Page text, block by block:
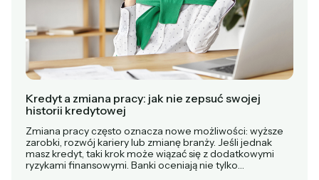
Kredyt a zmiana pracy: jak nie zepsuć swojej
historii kredytowej
Zmiana pracy często oznacza nowe możliwości: wyższe
zarobki, rozwój kariery lub zmianę branży. Jeśli jednak
masz kredyt, taki krok może wiązać się z dodatkowymi
ryzykami finansowymi. Banki oceniają nie tylko…